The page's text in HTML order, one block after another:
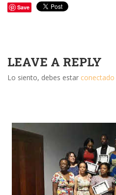
Save
LEAVE A REPLY
Lo siento, debes estar conectado